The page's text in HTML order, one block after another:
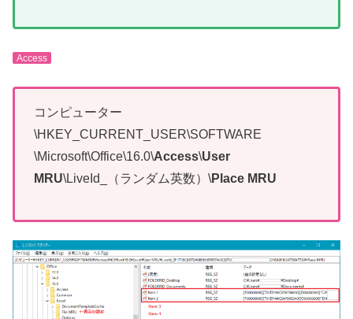
Access
コンピューター
\HKEY_CURRENT_USER\SOFTWARE
\Microsoft\Office\16.0\Access\User
MRU\LiveId_（ランダム英数）\Place MRU